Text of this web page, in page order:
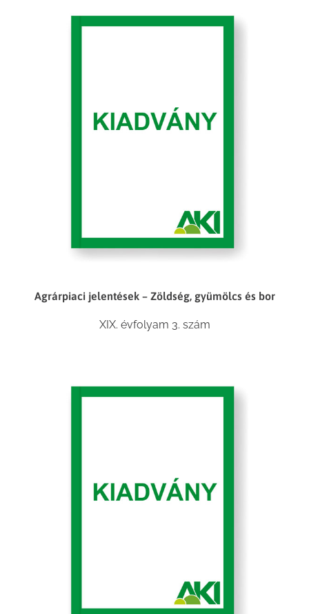
Agrárpiaci jelentések – Zöldség, gyümölcs és bor
XIX. évfolyam 3. szám